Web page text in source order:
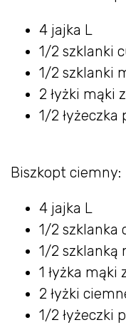
4 jajka L
1/2 szklanki
1/2 szklanki
2 łyżki mąki
1/2 łyżeczka
Biszkopt ciemny:
4 jajka L
1/2 szklanka
1/2 szklanką
1 łyżka mąki
2 łyżki
1/2 łyżeczki